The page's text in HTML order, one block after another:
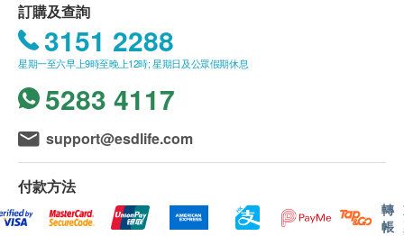
界的一般地區。
送貨服務不適用於偏遠地區 (例如: 禁區) 、離島、
愉景灣、流浮山、馬灣 (東涌市鎮除外)等地區及某
些偏遠區域或屈臣氏蒸餾水車輛難以到達之地方。
送貨費用:
樽裝蒸餾水 : 客戶每次須訂購最少兩箱8公升/ 12公
升/ 18公升裝蒸餾水方可享有免費送貨服務。
水機 : 享免費送貨服務
訂購及查詢
3151 2288
星期一至六早上9時至晚上12時; 星期日及公眾假期休息
5283 4117
support@esdlife.com
付款方法
轉
帳